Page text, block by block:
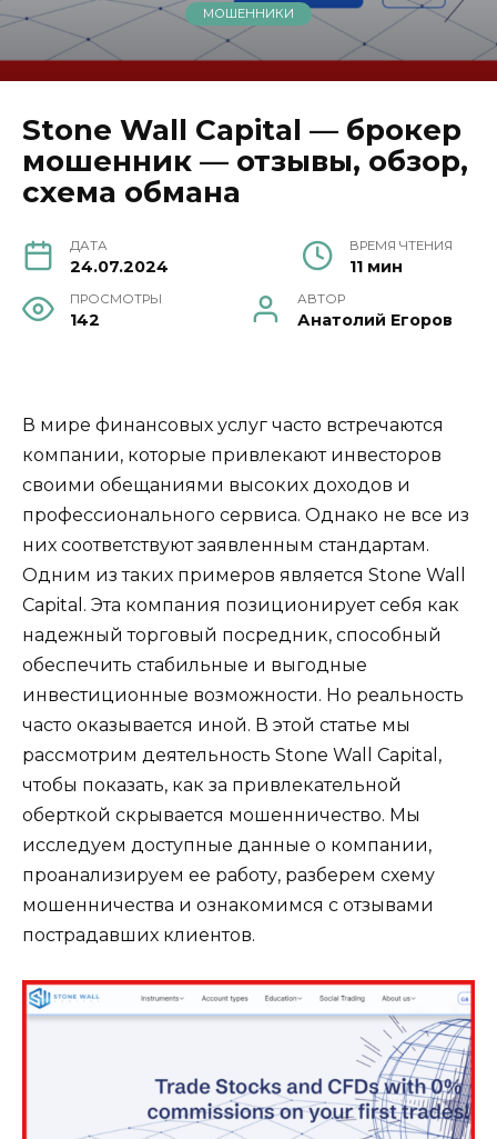
МОШЕННИКИ
Stone Wall Capital — брокер
мошенник — отзывы, обзор,
схема обмана
ДАТА
24.07.2024
ВРЕМЯ ЧТЕНИЯ
11 мин
ПРОСМОТРЫ
142
АВТОР
Анатолий Егоров
В мире финансовых услуг часто встречаются
компании, которые привлекают инвесторов
своими обещаниями высоких доходов и
профессионального сервиса. Однако не все из
них соответствуют заявленным стандартам.
Одним из таких примеров является Stone Wall
Capital. Эта компания позиционирует себя как
надежный торговый посредник, способный
обеспечить стабильные и выгодные
инвестиционные возможности. Но реальность
часто оказывается иной. В этой статье мы
рассмотрим деятельность Stone Wall Capital,
чтобы показать, как за привлекательной
оберткой скрывается мошенничество. Мы
исследуем доступные данные о компании,
проанализируем ее работу, разберем схему
мошенничества и ознакомимся с отзывами
пострадавших клиентов.